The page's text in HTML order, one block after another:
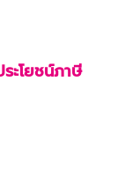
ะโยชน์ภาษี